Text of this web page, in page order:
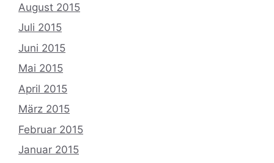
August 2015
Juli 2015
Juni 2015
Mai 2015
April 2015
März 2015
Februar 2015
Januar 2015